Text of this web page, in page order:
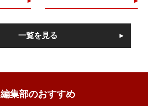
一覧を見る
編集部のおすすめ